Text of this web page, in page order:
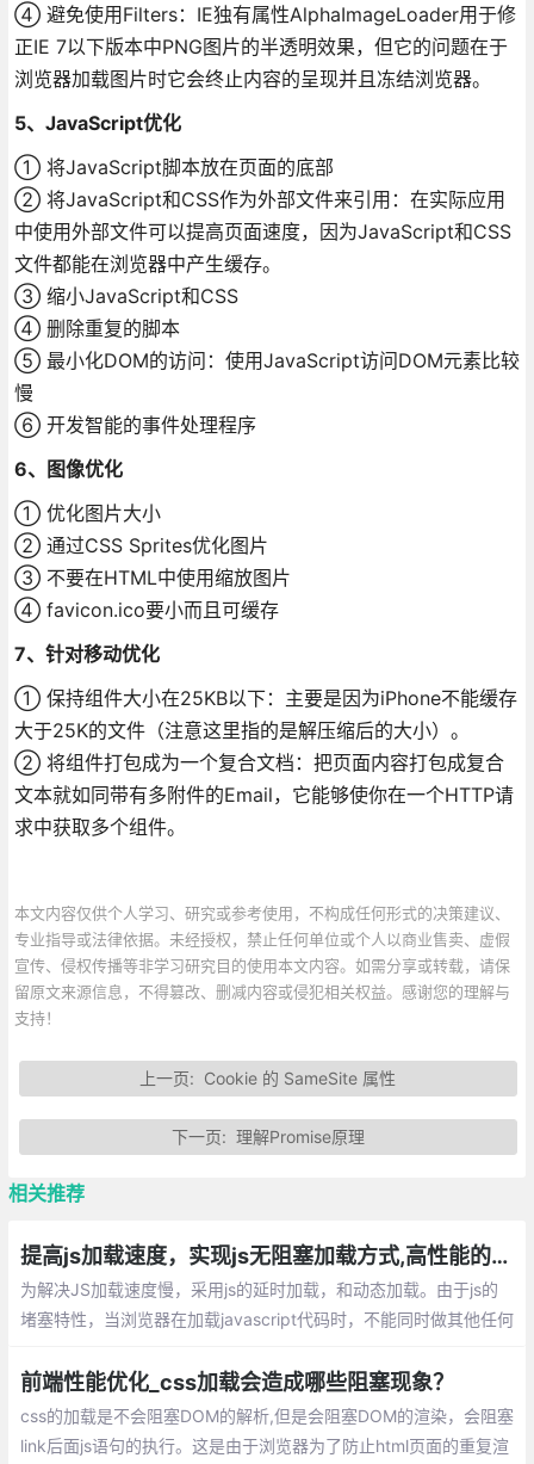
④ 避免使用Filters：IE独有属性AlphaImageLoader用于修
正IE 7以下版本中PNG图片的半透明效果，但它的问题在于
浏览器加载图片时它会终止内容的呈现并且冻结浏览器。
5、JavaScript优化
① 将JavaScript脚本放在页面的底部
② 将JavaScript和CSS作为外部文件来引用：在实际应用
中使用外部文件可以提高页面速度，因为JavaScript和CSS
文件都能在浏览器中产生缓存。
③ 缩小JavaScript和CSS
④ 删除重复的脚本
⑤ 最小化DOM的访问：使用JavaScript访问DOM元素比较
慢
⑥ 开发智能的事件处理程序
6、图像优化
① 优化图片大小
② 通过CSS Sprites优化图片
③ 不要在HTML中使用缩放图片
④ favicon.ico要小而且可缓存
7、针对移动优化
① 保持组件大小在25KB以下：主要是因为iPhone不能缓存
大于25K的文件（注意这里指的是解压缩后的大小）。
② 将组件打包成为一个复合文档：把页面内容打包成复合
文本就如同带有多附件的Email，它能够使你在一个HTTP请
求中获取多个组件。
本文内容仅供个人学习、研究或参考使用，不构成任何形式的决策建议、
专业指导或法律依据。未经授权，禁止任何单位或个人以商业售卖、虚假
宣传、侵权传播等非学习研究目的使用本文内容。如需分享或转载，请保
留原文来源信息，不得篡改、删减内容或侵犯相关权益。感谢您的理解与
支持！
上一页: Cookie 的 SameSite 属性
下一页: 理解Promise原理
相关推荐
提高js加载速度，实现js无阻塞加载方式,高性能的加载执行JavaScript
为解决JS加载速度慢，采用js的延时加载，和动态加载。由于js的
堵塞特性，当浏览器在加载javascript代码时，不能同时做其他任何
久。
前端性能优化_css加载会造成哪些阻塞现象？
css的加载是不会阻塞DOM的解析,但是会阻塞DOM的渲染，会阻塞
link后面js语句的执行。这是由于浏览器为了防止html页面的重复渲